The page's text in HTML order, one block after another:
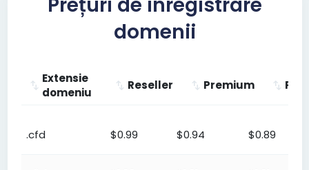
domenii
Extensie
domeniu
Reseller Premium
domeniu
.cfd
$0.99 $0.94 $0.89